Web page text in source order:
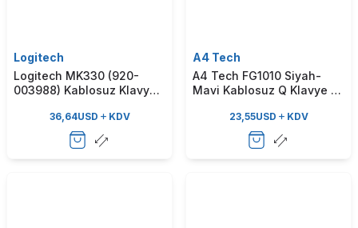
Logitech
Logitech MK330 (920-
003988) Kablosuz Klavye
36,64USD KDV
A4 Tech
A4 Tech FG1010 Siyah-
Mavi Kablosuz Q Klavye &
23,55USD KDV